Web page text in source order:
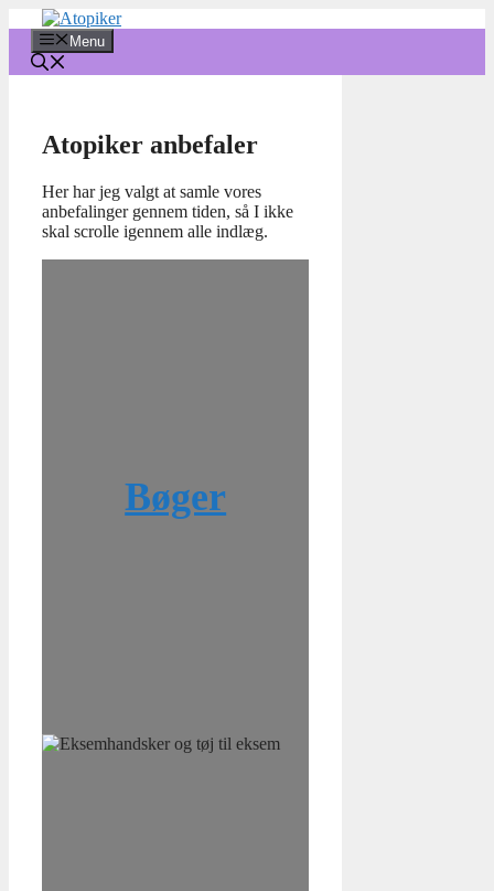
indhold
Menu
Atopiker anbefaler
Her har jeg valgt at samle vores
anbefalinger gennem tiden, så I ikke
skal scrolle igennem alle indlæg.
Bøger